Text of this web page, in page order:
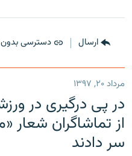
ارسال دسترسی
مرداد ۲۰, ۱۳۹۷
در پی درگیری در
از تماشاگران شعار
سر دادند